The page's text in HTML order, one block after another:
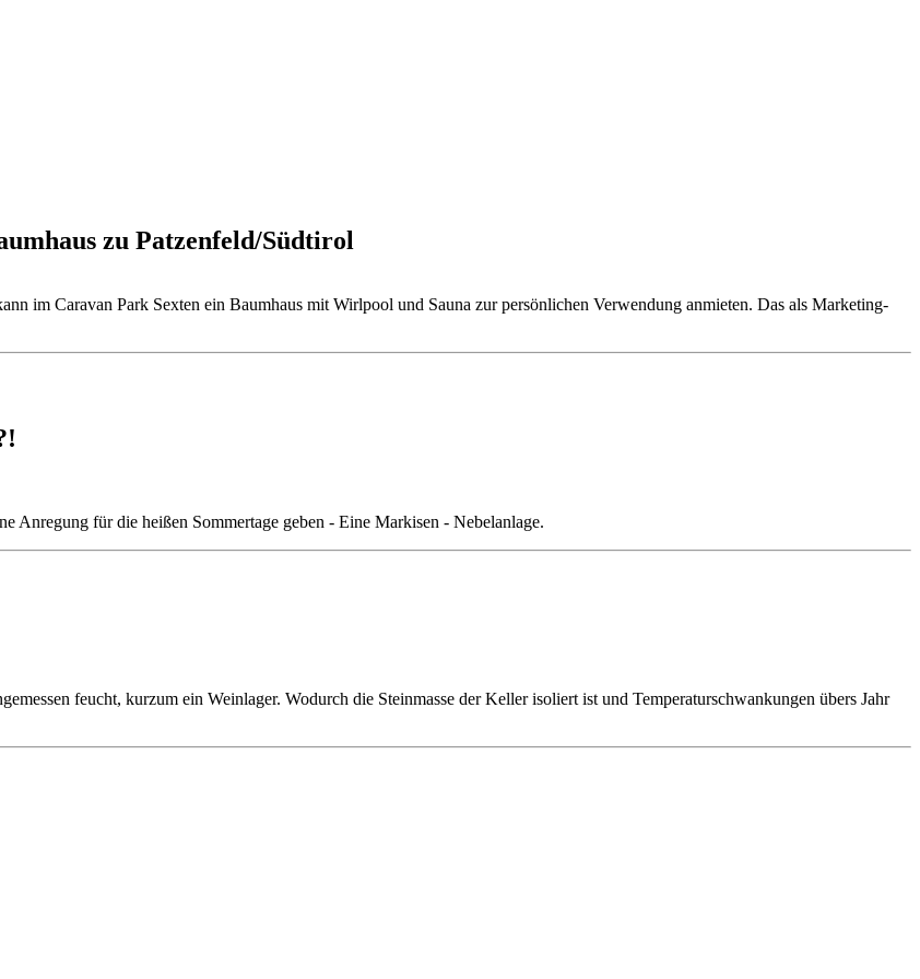
zu Patzenfeld/Südtirol
im Caravan Park Sexten ein Baumhaus mit Wirlpool und Sauna zur persönlichen Verwendung anmieten. Das als Marketing-
Anregung für die heißen Sommertage geben - Eine Markisen - Nebelanlage.
feucht, kurzum ein Weinlager. Wodurch die Steinmasse der Keller isoliert ist und Temperaturschwankungen übers Jahr